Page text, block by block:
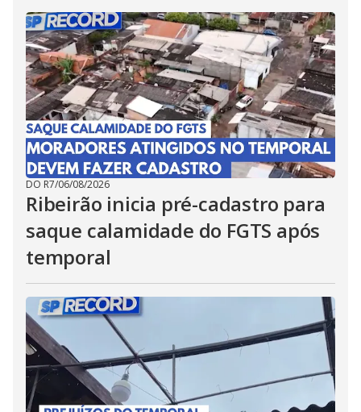
DO R7/06/08/2026
Ribeirão inicia pré-cadastro para
saque calamidade do FGTS após
temporal